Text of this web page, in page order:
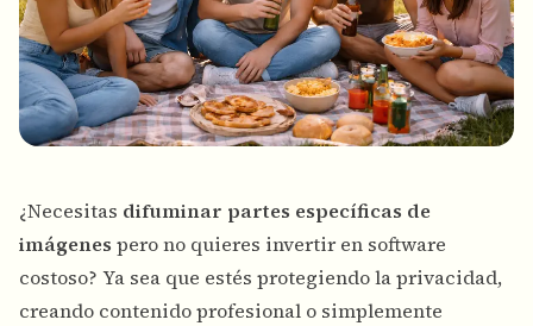
¿Necesitas difuminar partes específicas de
imágenes pero no quieres invertir en software
costoso? Ya sea que estés protegiendo la privacidad,
creando contenido profesional o simplemente